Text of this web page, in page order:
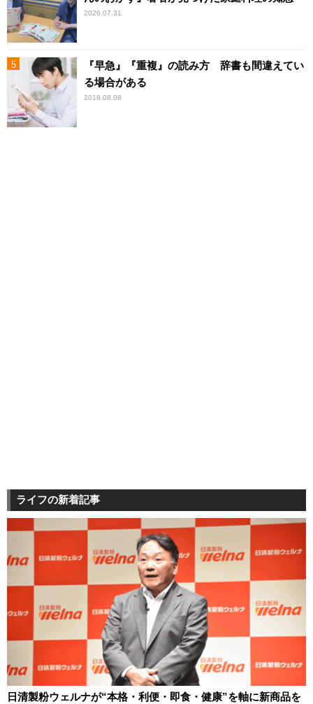
2026.07.31
『早急』『重複』の読み方 辞書も間違えてい
る場合がある
2018.08.08
ライフの新着記事
日清製粉ウェルナが“本格・利便・即食・健康”を軸に新商品を